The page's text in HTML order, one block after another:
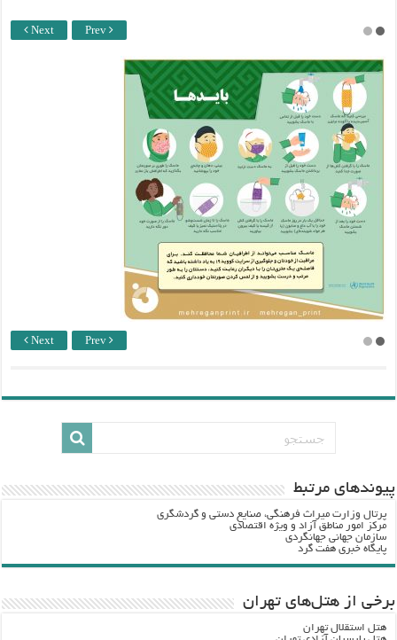
Next Prev
Next Prev
پيوندهاي مرتبط
پرتال وزارت ميراث فرهنگي، صنایع دستی و گردشگري
مرکز امور مناطق آزاد و ویژه اقتصادی
سازمان جهانی جهانگردی
پایگاه خبری هفت گرد
برخی از هتل‌های تهران
هتل استقلال تهران